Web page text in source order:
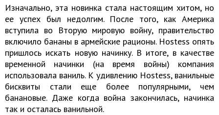
Изначально, эта новинка стала настоящим хитом, но
ее успех был недолгим. После того, как Америка
вступила во Вторую мировую войну, правительство
включило бананы в армейские рационы. Hostess опять
пришлось искать новую начинку. В итоге, в качестве
временной начинки (на время войны) компания
использовала ваниль. К удивлению Hostess, ванильные
бисквиты стали еще более популярными, чем
банановые. Даже когда война закончилась, начинка
так и осталась ванильной.